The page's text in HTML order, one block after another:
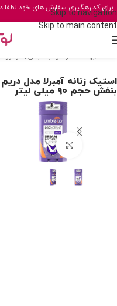
Skip to navigation
Skip to main content
برای کد رهگیری سفارش های خود لطفا
خانه /بهداشت و مراقبت بدن /
استیک زنانه آمبرلا مدل دریم
بنفش حجم ۹۰ میلی لیتر
برای بزرگنمایی